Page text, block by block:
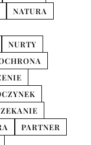
NATURA
NURTY
PARTNER